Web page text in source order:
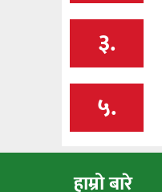
३.
५.
हाम्रो बारे